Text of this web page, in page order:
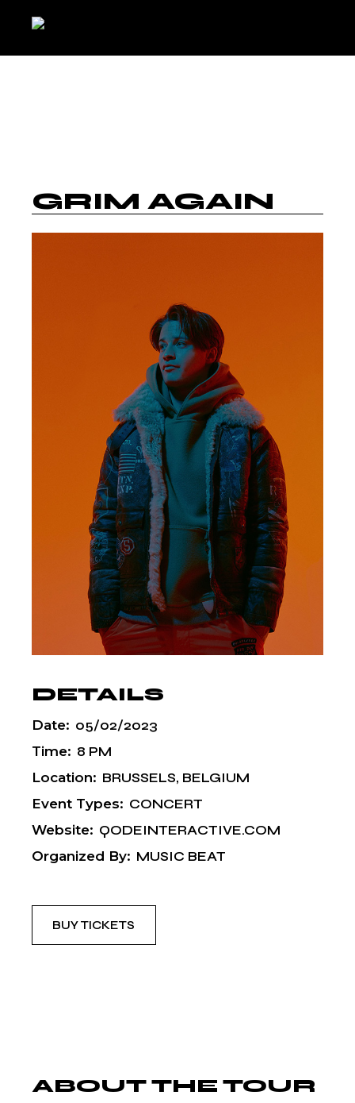
GRIM AGAIN
DETAILS
Date: 05/02/2023
Time: 8 PM
Location: BRUSSELS, BELGIUM
Event Types: CONCERT
Website: QODEINTERACTIVE.COM
Organized By: MUSIC BEAT
BUY TICKETS
ABOUT THE TOUR